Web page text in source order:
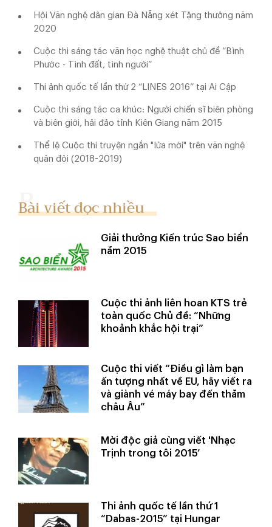
Hội Văn nghệ dân gian Đà Nẵng xét Tặng thưởng năm
2020
Cuộc thi sáng tác văn học nghệ thuật chủ đề “Bình
Phước - Tình đất, tình người”
Thi ảnh quốc tế lần thứ 2 “LINES 2016” tại Ai Cập
Cuộc thi sáng tác ca khúc: Người chiến sĩ biên phòng
và biên giới, hải đảo tỉnh Kiên Giang năm 2015
Thể lệ Cuộc thi truyện ngắn "lửa mới" trên văn nghệ
quân đội (2018-2019)
Bài viết đọc nhiều
Giải thưởng Kiến trúc Sao biển
năm 2015
Cuộc thi ảnh liên hoan KTS trẻ
toàn quốc Chủ đề: “Những
khoảnh khắc hội trại”
Cuộc thi viết “Điều gì làm bạn
ấn tượng nhất về EU, hãy viết ra
và giành vé máy bay đến thăm
châu Âu”
Mời độc giả cùng viết 'Nhạc
Trịnh trong tôi 2015’
Thi ảnh quốc tế lần thứ 1
“Dabas-2015” tại Hungar